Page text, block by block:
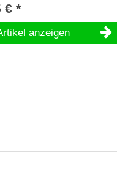
€ *
anzeigen